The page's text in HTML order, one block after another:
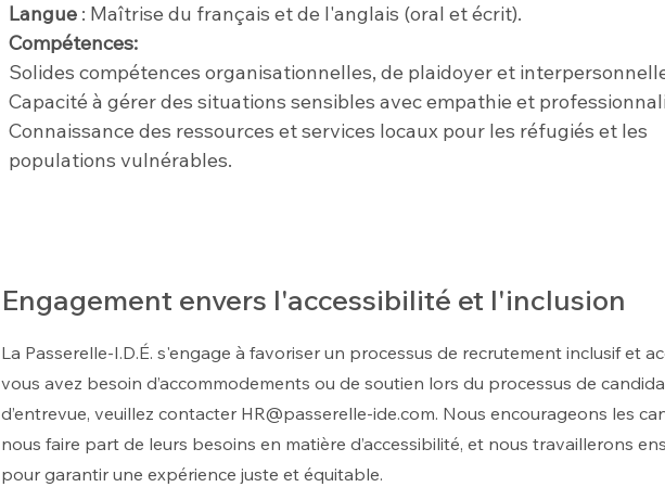
Langue : Maîtrise du français et de l'anglais (oral et écrit).
Compétences:
Solides compétences organisationnelles, de plaidoyer et
Capacité à gérer des situations sensibles avec empathie et
Connaissance des ressources et services locaux pour les réfugiés et les
populations vulnérables.
Engagement envers l'accessibilité et l'inclusion
La Passerelle-I.D.É. s'engage à favoriser un processus de recrutement inclusif et
vous avez besoin d’accommodements ou de soutien lors du processus de
d’entrevue, veuillez contacter HR@passerelle-ide.com. Nous encourageons les
nous faire part de leurs besoins en matière d’accessibilité, et nous travaillerons
pour garantir une expérience juste et équitable.